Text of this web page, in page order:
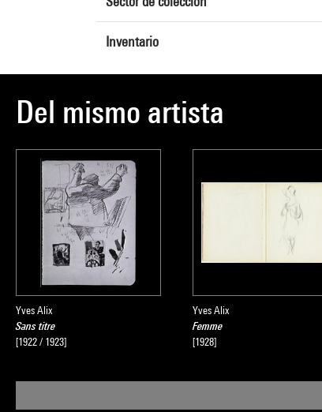
Inventario
Del mismo artista
Yves Alix
Sans titre
[1922 / 1923]
Yves Alix
Femme
[1928]